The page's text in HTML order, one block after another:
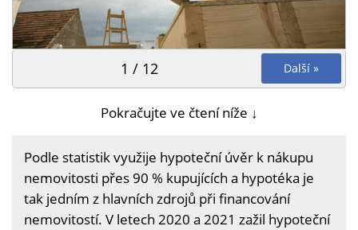
Další »
1 / 12
Pokračujte ve čtení níže ↓
Podle statistik využije hypoteční úvěr k nákupu
nemovitosti přes 90 % kupujících a hypotéka je
tak jedním z hlavních zdrojů při financování
nemovitostí. V letech 2020 a 2021 zažil hypoteční